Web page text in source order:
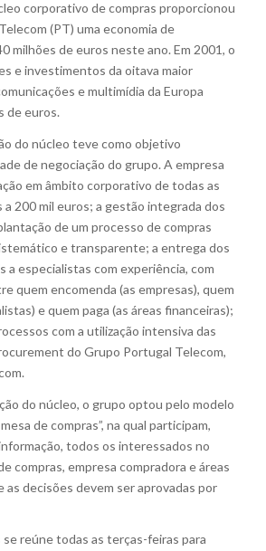
corporativo de compras proporcionou
(PT) uma economia de
milhões de euros neste ano. Em 2001, o
e investimentos da oitava maior
e multimídia da Europa
de euros.
do núcleo teve como objetivo
de negociação do grupo. A empresa
em âmbito corporativo de todas as
200 mil euros; a gestão integrada dos
de um processo de compras
e transparente; a entrega dos
a especialistas com experiência, com
quem encomenda (as empresas), quem
e quem paga (as áreas financeiras);
com a utilização intensiva das
do Grupo Portugal Telecom,
do núcleo, o grupo optou pelo modelo
de compras”, na qual participam,
todos os interessados no
compras, empresa compradora e áreas
as decisões devem ser aprovadas por
se reúne todas as terças-feiras para